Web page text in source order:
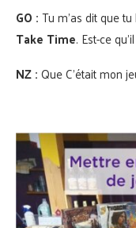
GO :Tu m’as dit que
Take Time. Est-ce
NZ :Que C’était mon